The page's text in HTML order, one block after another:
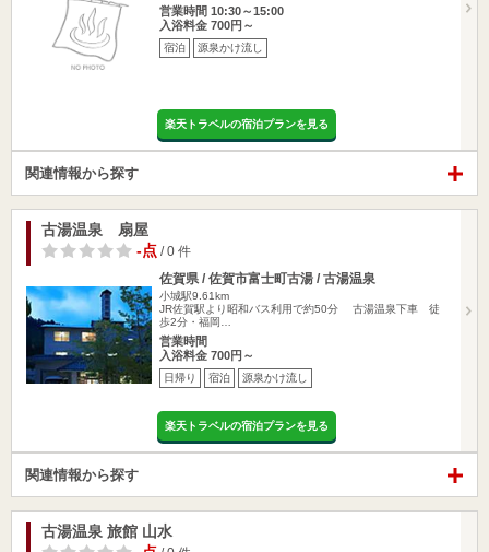
営業時間 10:30～15:00
入浴料金 700円～
宿泊 源泉かけ流し
楽天トラベルの宿泊プランを見る
関連情報から探す
古湯温泉 扇屋
-点 / 0 件
佐賀県 / 佐賀市富士町古湯 / 古湯温泉
小城駅9.61km
JR佐賀駅より昭和バス利用で約50分 古湯温泉下車 徒
歩2分・福岡…
営業時間
入浴料金 700円～
日帰り 宿泊 源泉かけ流し
楽天トラベルの宿泊プランを見る
関連情報から探す
古湯温泉 旅館 山水